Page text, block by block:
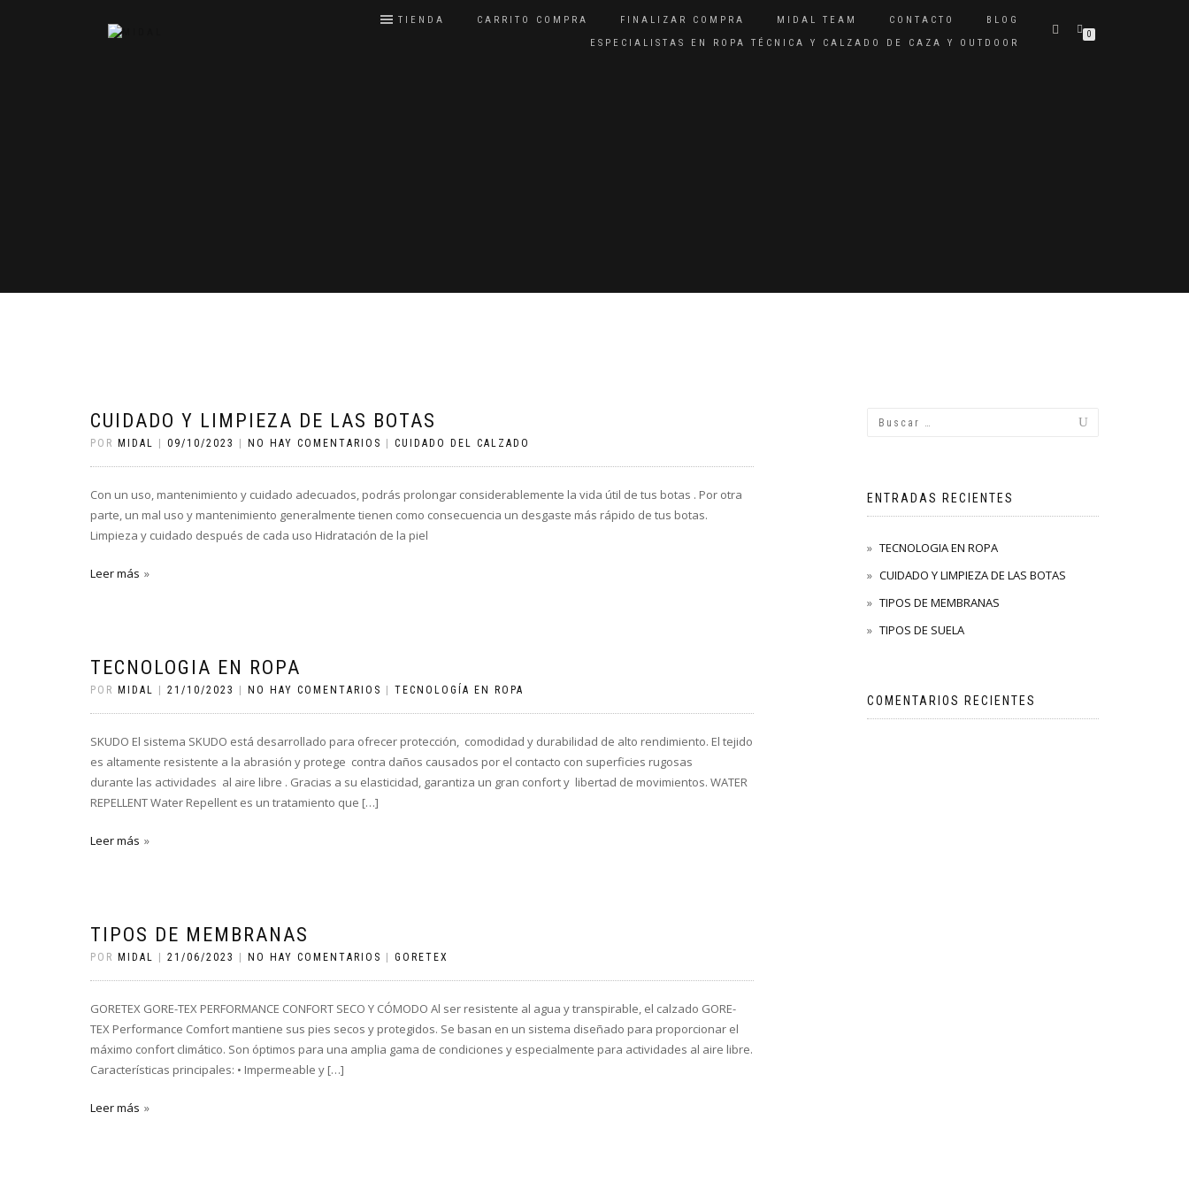
TIENDA CARRITO COMPRA FINALIZAR COMPRA MIDAL TEAM CONTACTO
BLOG
ESPECIALISTAS EN ROPA TÉCNICA Y CALZADO DE CAZA Y OUTDOOR
0
CUIDADO Y LIMPIEZA DE LAS BOTAS
POR MIDAL 09/10/2023 NO HAY COMENTARIOS CUIDADO DEL CALZADO
Con un uso, mantenimiento y cuidado adecuados, podrás prolongar considerablemente la vida útil de tus botas . Por otra
parte, un mal uso y mantenimiento generalmente tienen como consecuencia un desgaste más rápido de tus botas.
Limpieza y cuidado después de cada uso Hidratación de la piel
Leer más
TECNOLOGIA EN ROPA
POR MIDAL 21/10/2023 NO HAY COMENTARIOS TECNOLOGÍA EN ROPA
SKUDO El sistema SKUDO está desarrollado para ofrecer protección, comodidad y durabilidad de alto rendimiento. El tejido
es altamente resistente a la abrasión y protege contra daños causados ​​por el contacto con superficies rugosas
durante las actividades al aire libre . Gracias a su elasticidad, garantiza un gran confort y libertad de movimientos. WATER
REPELLENT Water Repellent es un tratamiento que […]
Leer más
TIPOS DE MEMBRANAS
POR MIDAL 21/06/2023 NO HAY COMENTARIOS GORETEX
GORETEX GORE-TEX PERFORMANCE CONFORT SECO Y CÓMODO Al ser resistente al agua y transpirable, el calzado GORE-
TEX Performance Comfort mantiene sus pies secos y protegidos. Se basan en un sistema diseñado para proporcionar el
máximo confort climático. Son óptimos para una amplia gama de condiciones y especialmente para actividades al aire libre.
Características principales: • Impermeable y […]
Leer más
ENTRADAS RECIENTES
TECNOLOGIA EN ROPA
CUIDADO Y LIMPIEZA DE LAS BOTAS
TIPOS DE MEMBRANAS
TIPOS DE SUELA
COMENTARIOS RECIENTES